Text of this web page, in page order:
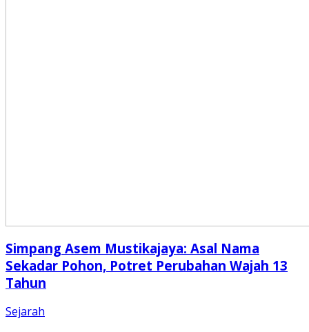
Simpang Asem Mustikajaya: Asal Nama
Sekadar Pohon, Potret Perubahan Wajah 13
Tahun
Sejarah